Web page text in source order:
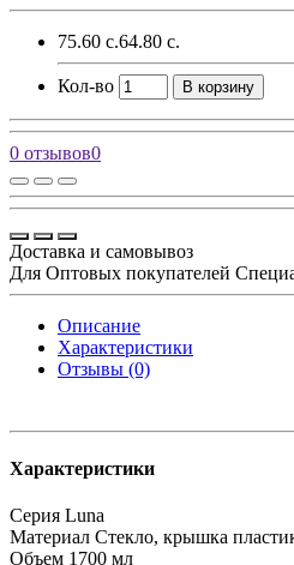
75.60 с.64.80 с.
Кол-во В корзину
0 отзывов0
Доставка и самовывоз
Для Оптовых покупателей
Описание
Характеристики
Отзывы (0)
Характеристики
Серия Luna
Материал Стекло, крышка
Объем 1700 мл